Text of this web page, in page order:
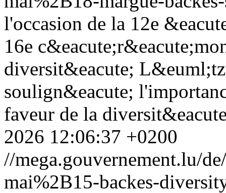
l'occasion de la 12e
16e
diversit&eacute;
soulign&eacute;
faveur de la
2026 12:06:37 +0200
//mega.gouvernement.lu/
mai%2B15-backes-